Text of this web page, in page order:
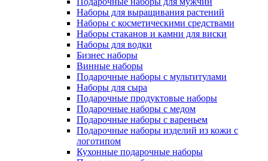
Наборы для выращивания растений
Наборы с косметическими средствами
Наборы стаканов и камни для виски
Наборы для водки
Бизнес наборы
Винные наборы
Подарочные наборы с мультитулами
Наборы для сыра
Подарочные продуктовые наборы
Подарочные наборы с медом
Подарочные наборы с вареньем
Подарочные наборы изделий из кожи с
логотипом
Кухонные подарочные наборы